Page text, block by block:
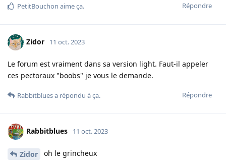
Répondre
PetitBouchon aime ça.
Zidor 11 oct. 2023
Le forum est vraiment dans sa version light. Faut-il appeler
ces pectoraux "boobs" je vous le demande.
Répondre
Rabbitbluesa répondu à ça.
Rabbitblues 11 oct. 2023
Zidor oh le grincheux